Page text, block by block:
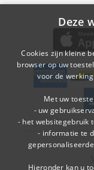
Deze
Cookies zijn kleine
browser op uw
voor de
Met uw
- uw
- het websitegebruik
- informatie te
Hieronder kan u